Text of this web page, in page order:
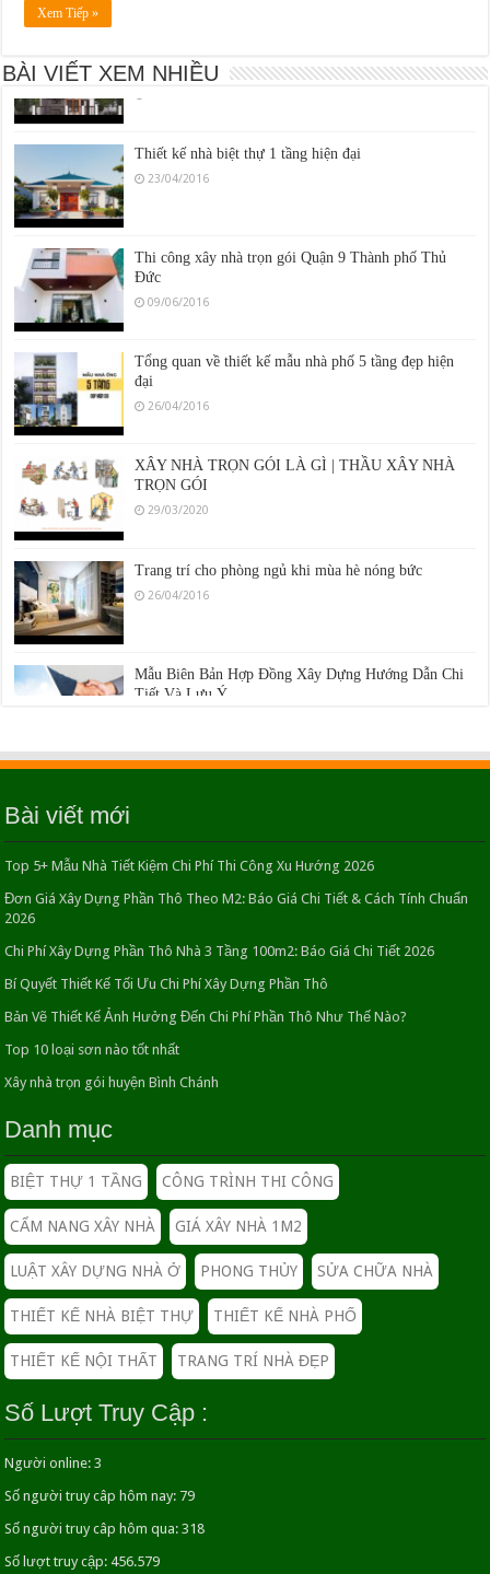
Xem Tiếp »
BÀI VIẾT XEM NHIỀU
Thiết kế nhà biệt thự 1 tầng hiện đại
Thi công xây nhà trọn gói Quận 9 Thành phố Thủ
Đức
Tổng quan về thiết kế mẫu nhà phố 5 tầng đẹp hiện
đại
XÂY NHÀ TRỌN GÓI LÀ GÌ | THẦU XÂY NHÀ
TRỌN GÓI
Trang trí cho phòng ngủ khi mùa hè nóng bức
Mẫu Biên Bản Hợp Đồng Xây Dựng Hướng Dẫn Chi
Tiết Và Lưu Ý
Top 5+ Mẫu Nhà Tiết Kiệm Chi Phí Thi Công Xu
Những Sai Lầm Thường Gặp Khi Bắt Đầu Xây Nhà &
Cách Khắc Phục
Thiết Kế Nhà Diện Tích Nhỏ Đầy Đủ Tiện Nghi
16/05/2016
Biệt thự sân vườn 1 tầng hiện đại khoảng không bình
Sửa chữa nhà có cần xin giấy phép không
26/04/2016
Mẫu nhà ống 4 tầng đẹp hiện đại
23/04/2016
07/11/2018
CHI PHÍ DỊCH VỤ XIN PHÉP XÂY DỰNG
Bài viết mới
Top 5+ Mẫu Nhà Tiết Kiệm Chi Phí Thi Công Xu Hướng 2026
Đơn Giá Xây Dựng Phần Thô Theo M2: Báo Giá Chi Tiết & Cách Tính Chuẩn
2026
Chi Phí Xây Dựng Phần Thô Nhà 3 Tầng 100m2: Báo Giá Chi Tiết 2026
Bí Quyết Thiết Kế Tối Ưu Chi Phí Xây Dựng Phần Thô
Bản Vẽ Thiết Kế Ảnh Hưởng Đến Chi Phí Phần Thô Như Thế Nào?
Top 10 loại sơn nào tốt nhất
Xây nhà trọn gói huyện Bình Chánh
Danh mục
BIỆT THỰ 1 TẦNG CÔNG TRÌNH THI CÔNG
CẨM NANG XÂY NHÀ GIÁ XÂY NHÀ 1M2
LUẬT XÂY DỰNG NHÀ Ở PHONG THỦY SỬA CHỮA NHÀ
THIẾT KẾ NHÀ BIỆT THỰ THIẾT KẾ NHÀ PHỐ
THIẾT KẾ NỘI THẤT TRANG TRÍ NHÀ ĐẸP
Số Lượt Truy Cập :
Người online:3
Số người truy câp hôm nay: 79
Số người truy câp hôm qua:318
Số lượt truy cập: 456.579